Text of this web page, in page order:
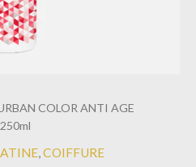
COLOR ANTI AGE
COIFFURE